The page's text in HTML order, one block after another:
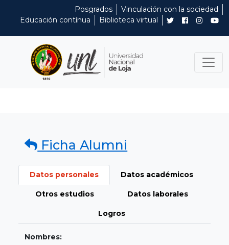
Posgrados
Vinculación con la sociedad
Educación contínua
Biblioteca virtual
Ficha Alumni
Datos personales Datos académicos
Otros estudios Datos laborales
Logros
Nombres: